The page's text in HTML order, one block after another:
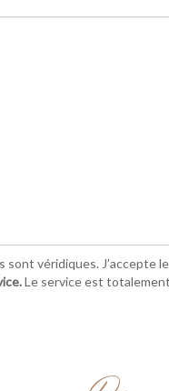
véridiques.
Le service est